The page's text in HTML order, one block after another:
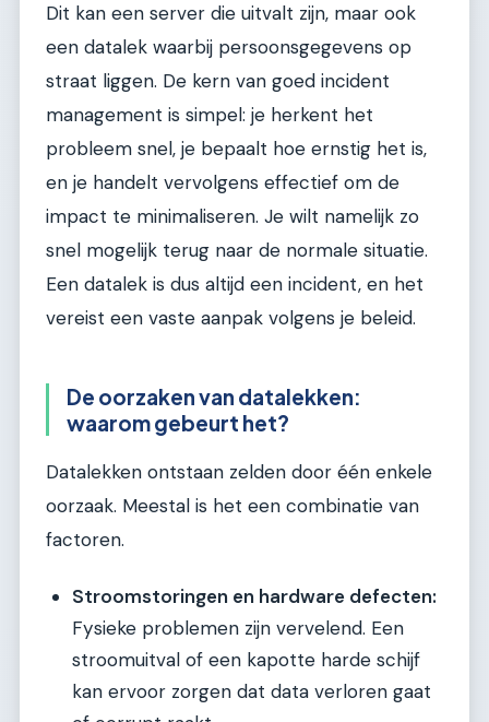
Dit kan een server die uitvalt zijn, maar ook
een datalek waarbij persoonsgegevens op
straat liggen. De kern van goed incident
management is simpel: je herkent het
probleem snel, je bepaalt hoe ernstig het is,
en je handelt vervolgens effectief om de
impact te minimaliseren. Je wilt namelijk zo
snel mogelijk terug naar de normale situatie.
Een datalek is dus altijd een incident, en het
vereist een vaste aanpak volgens je beleid.
De oorzaken van datalekken:
waarom gebeurt het?
Datalekken ontstaan zelden door één enkele
oorzaak. Meestal is het een combinatie van
factoren.
Stroomstoringen en hardware defecten:
Fysieke problemen zijn vervelend. Een
stroomuitval of een kapotte harde schijf
kan ervoor zorgen dat data verloren gaat